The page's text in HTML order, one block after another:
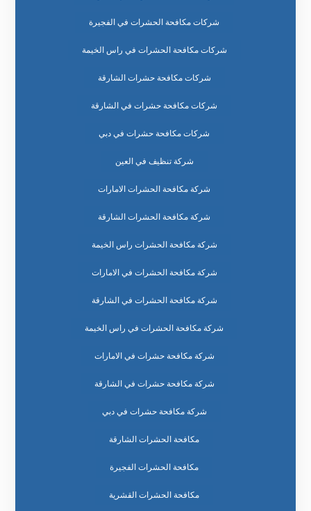
شركات مكافحة الحشرات في الفجيرة
شركات مكافحة الحشرات في راس الخيمة
شركات مكافحة حشرات الشارقة
شركات مكافحة حشرات في الشارقة
شركات مكافحة حشرات في دبي
شركة تنظيف في العين
شركة مكافحة الحشرات الامارات
شركة مكافحة الحشرات الشارقة
شركة مكافحة الحشرات راس الخيمة
شركة مكافحة الحشرات في الامارات
شركة مكافحة الحشرات في الشارقة
شركة مكافحة الحشرات في راس الخيمة
شركة مكافحة حشرات في الامارات
شركة مكافحة حشرات في الشارقة
شركة مكافحة حشرات في دبي
مكافحة الحشرات الشارقة
مكافحة الحشرات الفجيرة
مكافحة الحشرات القشرية